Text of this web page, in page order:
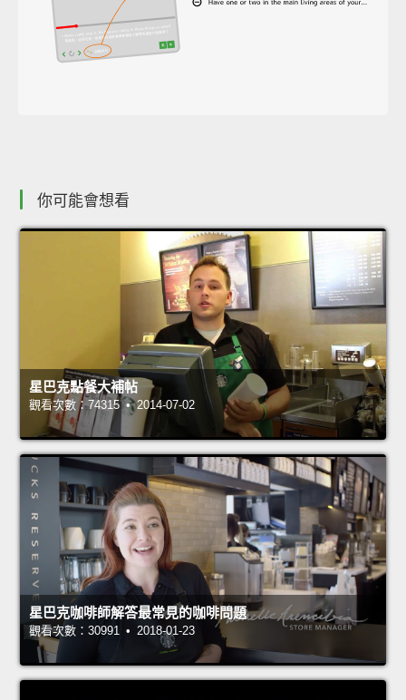
你可能會想看
星巴克點餐大補帖
觀看次數：74315 • 2014-07-02
星巴克咖啡師解答最常見的咖啡問題
觀看次數：30991 • 2018-01-23